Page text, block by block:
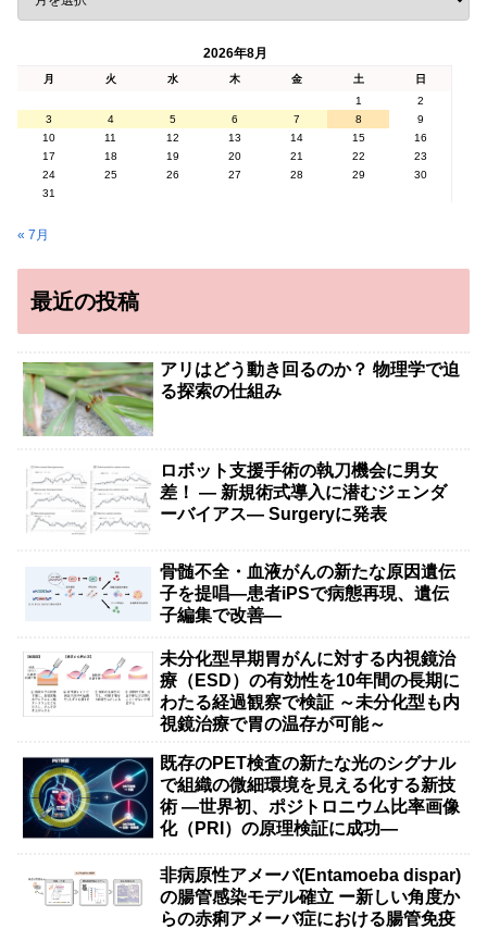
2026年8月
月 火 水 木 金 土
日
1
2
3
4 5 6 7 8
9
10
11 12 13 14 15
16
17
18 19 20 21 22
23
24
25 26 27 28 29
30
31
« 7月
最近の投稿
アリはどう動き回るのか？ 物理学で迫
る探索の仕組み
ロボット支援手術の執刀機会に男女
差！ — 新規術式導入に潜むジェンダ
ーバイアス— Surgeryに発表
骨髄不全・血液がんの新たな原因遺伝
子を提唱―患者iPSで病態再現、遺伝
子編集で改善―
未分化型早期胃がんに対する内視鏡治
療（ESD）の有効性を10年間の長期に
わたる経過観察で検証 ～未分化型も内
視鏡治療で胃の温存が可能～
既存のPET検査の新たな光のシグナル
で組織の微細環境を見える化する新技
術 ―世界初、ポジトロニウム比率画像
化（PRI）の原理検証に成功―
非病原性アメーバ(Entamoeba dispar)
の腸管感染モデル確立 ー新しい角度か
らの赤痢アメーバ症における腸管免疫